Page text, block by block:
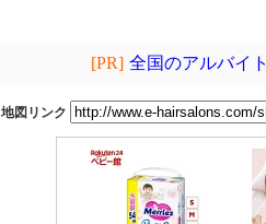
[PR] 全国のアルバイ
地図リンク